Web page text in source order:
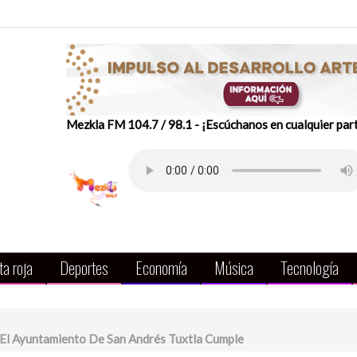
Mezkla FM 104.7 / 98.1 - ¡Escúchanos en cualquier
roja Deportes Economía Música Tecnología
Ayuntamiento De San Andrés Tuxtla Cumple